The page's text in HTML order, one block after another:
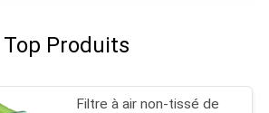
Top Produits
Filtre à air non-tissé de